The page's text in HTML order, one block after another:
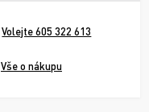
Volejte 605 322 613
Vše o nákupu